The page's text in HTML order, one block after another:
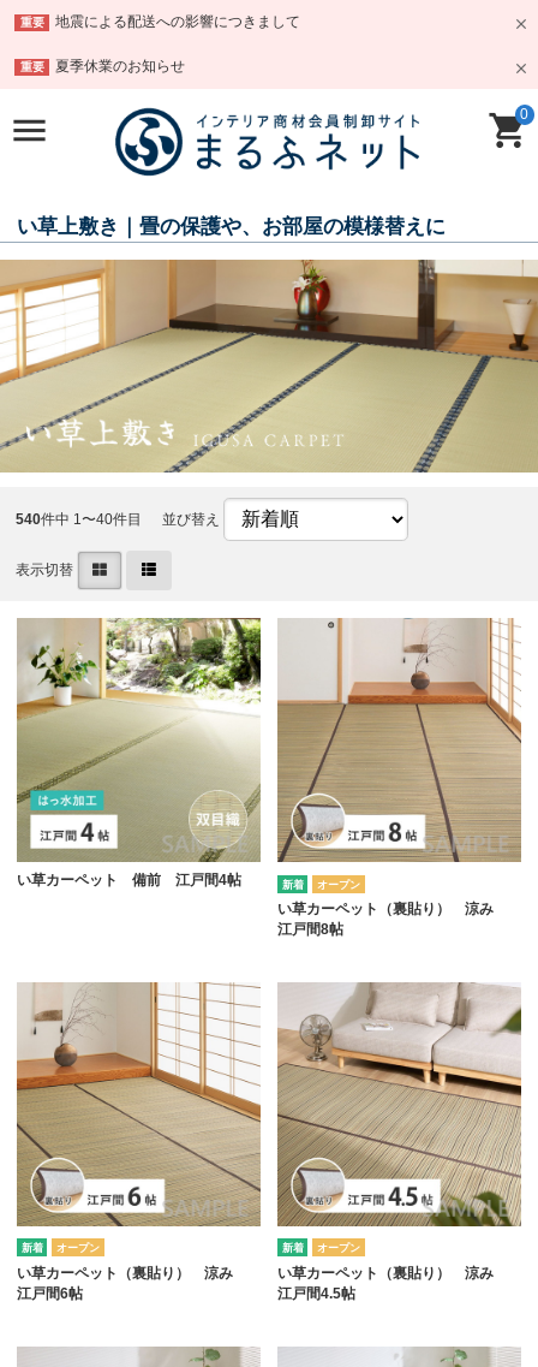
重要 地震による配送への影響につきまして
重要 夏季休業のお知らせ
0
い草上敷き｜畳の保護や、お部屋の模様替えに
540件中 1〜40件目 並び替え
表示切替
い草カーペット 備前 江戸間4帖 オープン
い草カーペット（裏貼り） 涼み
江戸間8帖
オープン
い草カーペット（裏貼り） 涼み
江戸間6帖
オープン
い草カーペット（裏貼り） 涼み
江戸間4.5帖